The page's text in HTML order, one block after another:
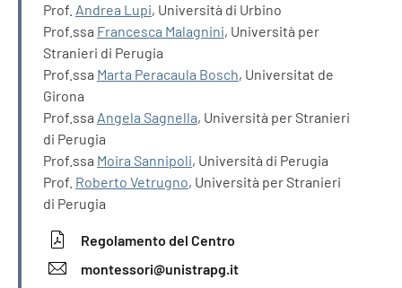
Prof. Andrea Lupi, Università di Urbino
Prof.ssa Francesca Malagnini, Università per
Stranieri di Perugia
Prof.ssa Marta Peracaula Bosch, Universitat de
Girona
Prof.ssa Angela Sagnella, Università per Stranieri
di Perugia
Prof.ssa Moira Sannipoli, Università di Perugia
Prof. Roberto Vetrugno, Università per Stranieri
di Perugia
Regolamento del Centro
montessori@unistrapg.it